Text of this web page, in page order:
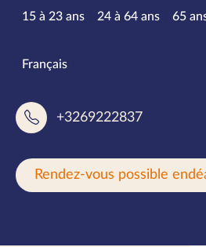
Tranches d’âge
15 à 23 ans 24 à 64 ans 65
Langues parlées
Français
+3269222837
Rendez-vous possible